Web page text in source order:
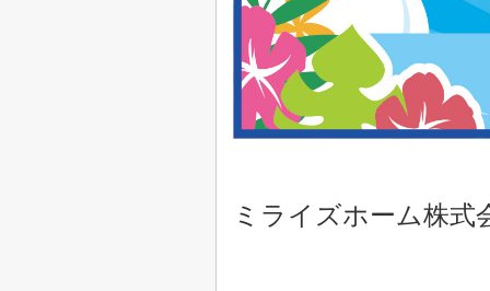
ミライズホーム株式